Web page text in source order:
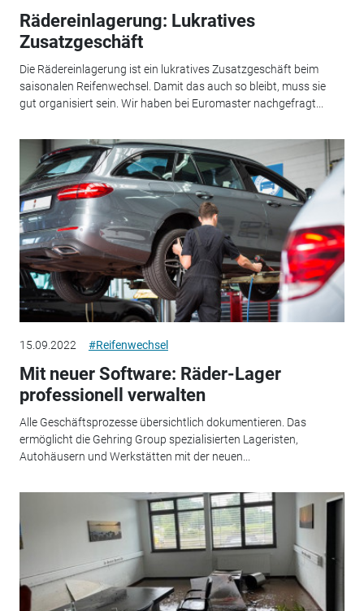
Rädereinlagerung: Lukratives
Zusatzgeschäft
Die Rädereinlagerung ist ein lukratives Zusatzgeschäft beim
saisonalen Reifenwechsel. Damit das auch so bleibt, muss sie
gut organisiert sein. Wir haben bei Euromaster nachgefragt...
15.09.2022 #Reifenwechsel
Mit neuer Software: Räder-Lager
professionell verwalten
Alle Geschäftsprozesse übersichtlich dokumentieren. Das
ermöglicht die Gehring Group spezialisierten Lageristen,
Autohäusern und Werkstätten mit der neuen...